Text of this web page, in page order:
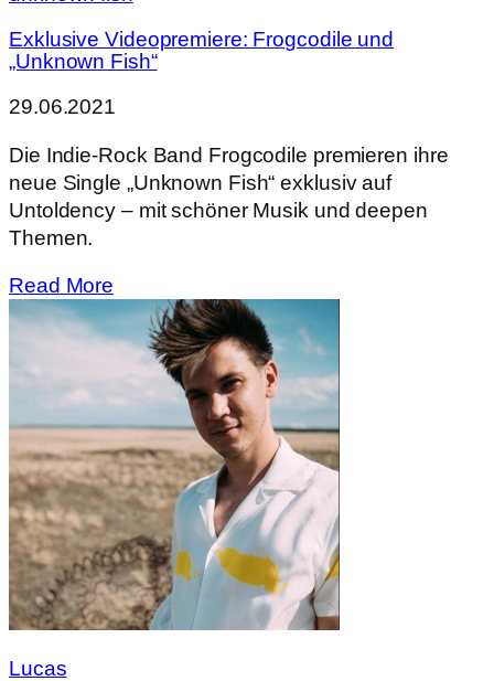
Exklusive Videopremiere: Frogcodile und
„Unknown Fish“
29.06.2021
Die Indie-Rock Band Frogcodile premieren ihre
neue Single „Unknown Fish“ exklusiv auf
Untoldency – mit schöner Musik und deepen
Themen.
Read More
Lucas